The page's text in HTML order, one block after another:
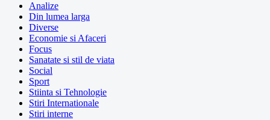
Analize
Din lumea larga
Diverse
Economie si Afaceri
Focus
Sanatate si stil de viata
Social
Sport
Stiinta si Tehnologie
Stiri Internationale
Stiri interne